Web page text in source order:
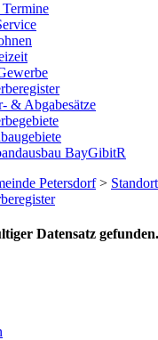
& Abgabesätze
BayGibitR
Petersdorf>
Datensatz gefunden.